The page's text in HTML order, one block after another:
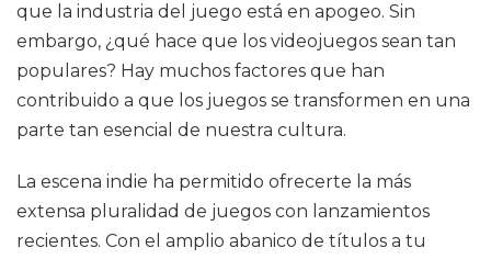
que la industria del juego está en apogeo. Sin
embargo, ¿qué hace que los videojuegos sean tan
populares? Hay muchos factores que han
contribuido a que los juegos se transformen en una
parte tan esencial de nuestra cultura.
La escena indie ha permitido ofrecerte la más
extensa pluralidad de juegos con lanzamientos
recientes. Con el amplio abanico de títulos a tu